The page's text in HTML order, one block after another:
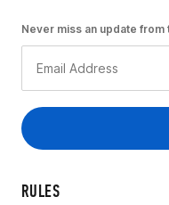
RULES
Never miss an update from